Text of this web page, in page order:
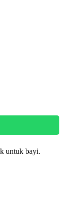
untuk bayi.